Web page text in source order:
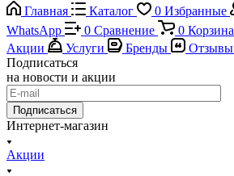
Главная
Каталог 0 Избранные
WhatsApp
0 Сравнение 0 Корзина
Акции
Услуги Бренды Отзывы
Подписаться
на новости и акции
Подписаться
Интернет-магазин
Акции